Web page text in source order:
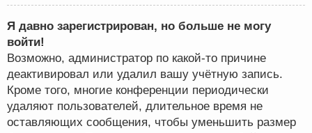
Я давно зарегистрирован, но больше не могу
войти!
Возможно, администратор по какой-то причине
деактивировал или удалил вашу учётную запись.
Кроме того, многие конференции периодически
удаляют пользователей, длительное время не
оставляющих сообщения, чтобы уменьшить размер